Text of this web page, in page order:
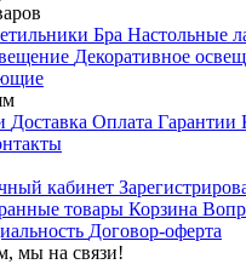
Бра Настольные
Декоративное
Доставка Оплата Гарантии
кабинет
товары Корзина
Договор-оферта
мы на связи!